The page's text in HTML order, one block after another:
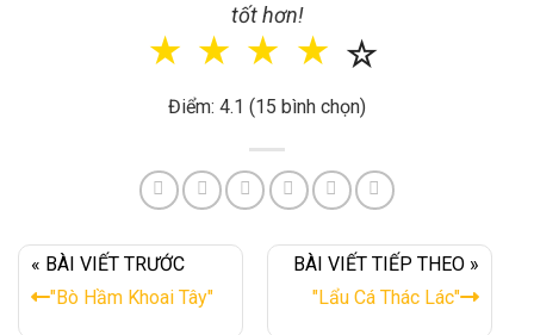
tốt hơn!
☆
☆
☆
☆
☆
Điểm: 4.1 (15 bình chọn)
« BÀI VIẾT TRƯỚC
"Bò Hầm Khoai Tây"
BÀI VIẾT TIẾP THEO »
"Lẩu Cá Thác Lác"